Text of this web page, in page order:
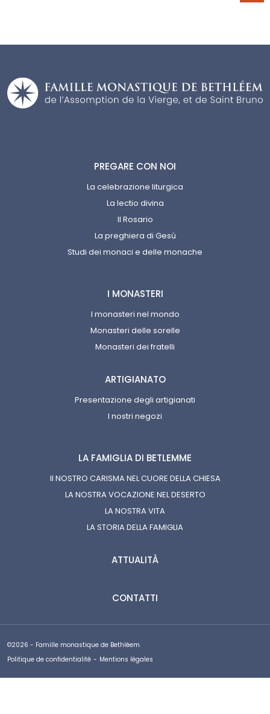
LA FAMIGLIA DI BETLEMME
Il NOSTRO CARISMA NEL CUORE DELLA CHIESA
LA NOSTRA VOCAZIONE NEL DESERTO
LA NOSTRA VITA
LA STORIA DELLA FAMIGLIA
ATTUALITÀ
CONTATTI
I MONASTERI
I monasteri nel mondo
Monasteri delle sorelle
Monasteri dei fratelli
ARTIGIANATO
Presentazione degli artigianati
I nostri negozi
PREGARE CON NOI
La celebrazione liturgica
La lectio divina
Il Rosario
La preghiera di Gesù
Studi dei monaci e delle monache
©2026 - Famille monastique de Bethléem
Politique de confidentialité - Mentions légales